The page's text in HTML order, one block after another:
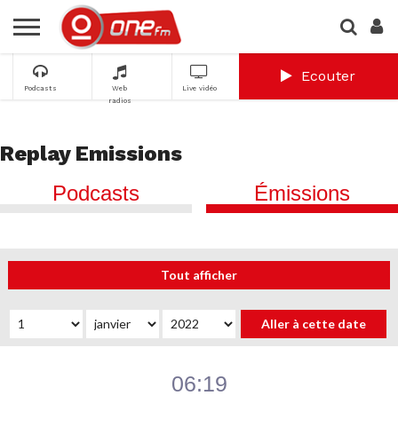
Podcasts
Web
radios
Live vidéo
Ecouter
Replay Emissions
Podcasts Émissions
06:19